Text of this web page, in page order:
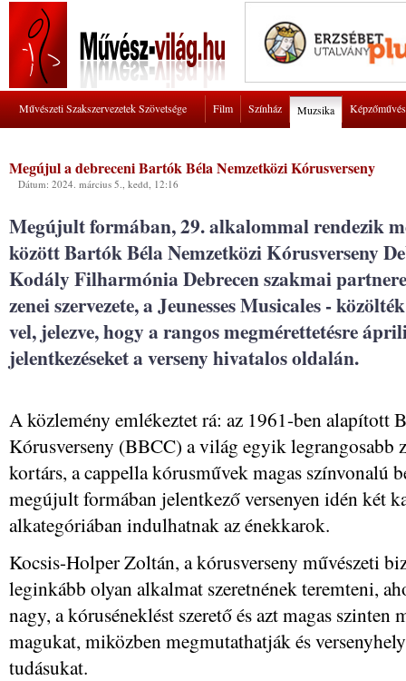
Művészeti Szakszervezetek Szövetsége Film Színház Muzsika
Megújul a debreceni Bartók Béla Nemzetközi Kórusverseny
Dátum: 2024. március 5., kedd, 12:16
Megújult formában, 29. alkalommal rendezik
között Bartók Béla Nemzetközi Kórusverseny
Kodály Filharmónia Debrecen szakmai
zenei szervezete, a Jeunesses Musicales -
vel, jelezve, hogy a rangos megmérettetésre
jelentkezéseket a verseny hivatalos oldalán.
A közlemény emlékeztet rá: az 1961-ben alapított
Kórusverseny (BBCC) a világ egyik legrangosabb
kortárs, a cappella kórusművek magas színvonalú
megújult formában jelentkező versenyen idén két
alkategóriában indulhatnak az énekkarok.
Kocsis-Holper Zoltán, a kórusverseny művészeti
leginkább olyan alkalmat szeretnének teremteni,
nagy, a kóruséneklést szerető és azt magas
magukat, miközben megmutathatják és
tudásukat.